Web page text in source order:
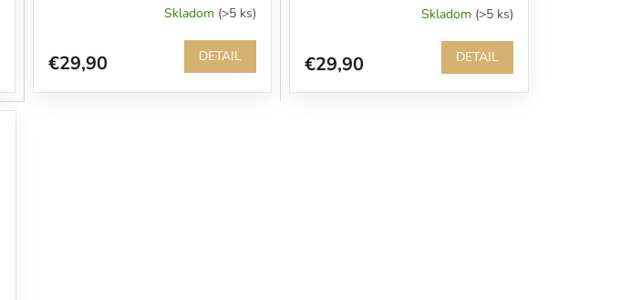
Skladom (>5 ks)
€29,90 DETAIL
Skladom (>5 ks)
€29,90 DETAIL